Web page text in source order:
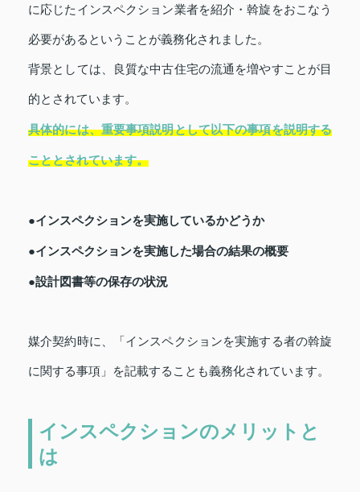
に応じたインスペクション業者を紹介・斡旋をおこなう
必要があるということが義務化されました。
背景としては、良質な中古住宅の流通を増やすことが目
的とされています。
具体的には、重要事項説明として以下の事項を説明する
こととされています。
●インスペクションを実施しているかどうか
●インスペクションを実施した場合の結果の概要
●設計図書等の保存の状況
媒介契約時に、「インスペクションを実施する者の斡旋
に関する事項」を記載することも義務化されています。
インスペクションのメリットと
は